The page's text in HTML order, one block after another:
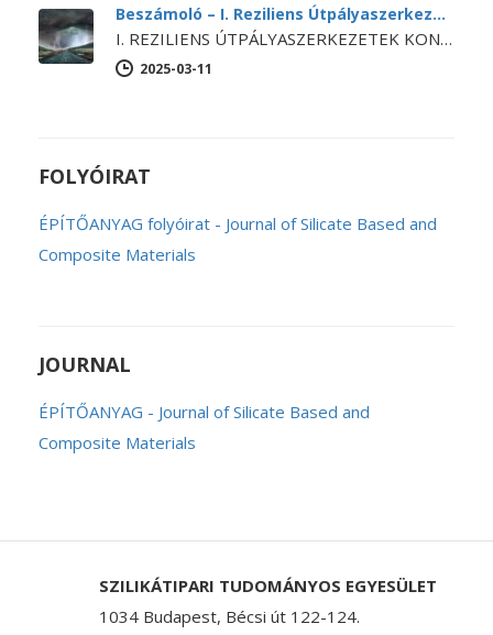
Beszámoló – I. Reziliens Útpályaszerkezetek Konferencia
I. REZILIENS ÚTPÁLYASZERKEZETEK KONFERENCIA Az SZTE Beton szakosztálya, a BME Építőanyagok és Magasépítés Tanszéke és Út és Vasútépítési Tanszéke, a Budapesti…
2025-03-11
FOLYÓIRAT
ÉPÍTŐANYAG folyóirat - Journal of Silicate Based and
Composite Materials
JOURNAL
ÉPÍTŐANYAG - Journal of Silicate Based and
Composite Materials
SZILIKÁTIPARI TUDOMÁNYOS EGYESÜLET
1034 Budapest, Bécsi út 122-124.